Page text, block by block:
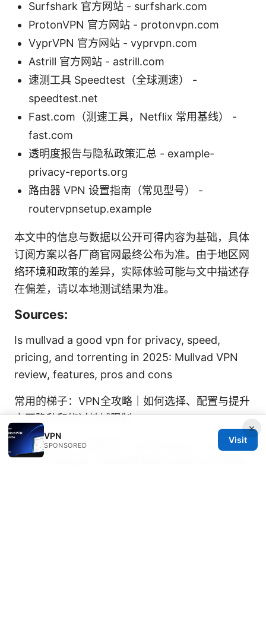
Surfshark 官方网站 - surfshark.com
ProtonVPN 官方网站 - protonvpn.com
VyprVPN 官方网站 - vyprvpn.com
Astrill 官方网站 - astrill.com
速测工具 Speedtest（全球测速） -
speedtest.net
Fast.com（测速工具，Netflix 常用基线） -
fast.com
透明度报告与隐私政策汇总 - example-
privacy-reports.org
路由器 VPN 设置指南（常见型号） -
routervpnsetup.example
本文中的信息与数据以公开可得内容为基础，具体
订阅方案以各厂商官网最终公布为准。由于地区网
络环境和政策的差异，实际体验可能与文中描述存
在偏差，请以本地测试结果为准。
Sources:
Is mullvad a good vpn for privacy, speed,
pricing, and torrenting in 2025: Mullvad VPN
review, features, pros and cons
常用的梯子：VPN全攻略｜如何选择、配置与提升
上网隐私和绕过地域限制
电脑安装vpn 全面指南：在 Windows、macOS、
Linux 与路由器上快速设置并提升速度与安全性的
×
VPN
SPONSORED
Visit